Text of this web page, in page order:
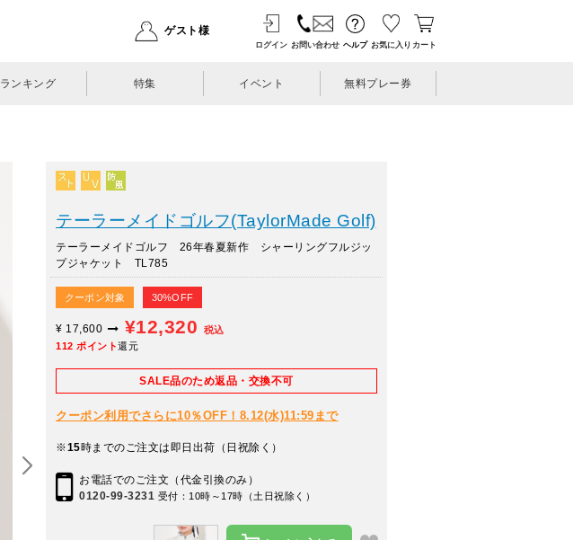
ゲスト様
ログイン お問い合わせ ヘルプ お気に入り カート
ランキング 特集 イベント 無料プレー券
テーラーメイドゴルフ(TaylorMade Golf)
テーラーメイドゴルフ 26年春夏新作 シャーリングフルジッ
プジャケット TL785
クーポン対象 30%OFF
¥ 17,600 ¥12,320
税込
112 ポイント還元
SALE品のため返品・交換不可
クーポン利用でさらに10％OFF！8.12(水)11:59まで
※15時までのご注文は即日出荷（日祝除く）
お電話でのご注文（代金引換のみ）
0120-99-3231 受付：10時～17時（土日祝除く）